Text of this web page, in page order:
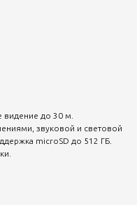
видение до 30 м.
звуковой и световой
microSD до 512 ГБ.